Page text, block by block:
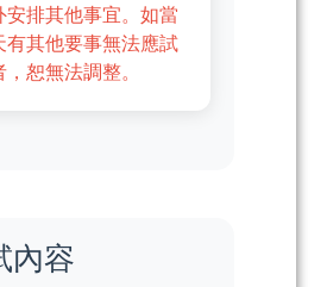
安排其他事宜。如當
有其他要事無法應試
，恕無法調整。
內容